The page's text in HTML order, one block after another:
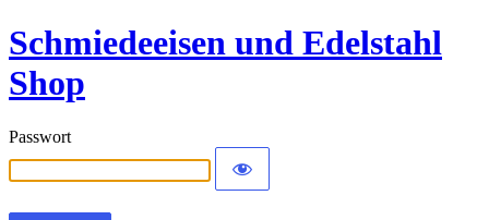
Schmiedeeisen und Edelstahl
Shop
Passwort